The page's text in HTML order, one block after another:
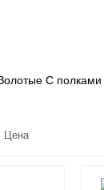
С полками
Цена